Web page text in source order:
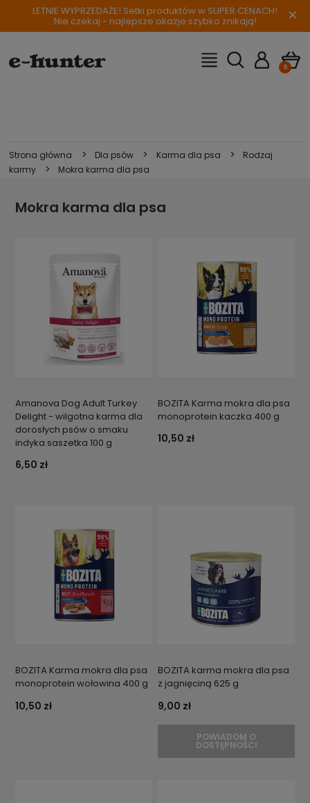
LETNIE WYPRZEDAŻE! Setki produktów w SUPER CENACH!
Nie czekaj - najlepsze okazje szybko znikają! ×
Strona główna > Dla psów > Karma dla psa >
Rodzaj
karmy
> Mokra karma dla psa
Mokra karma dla psa
Amanova Dog Adult Turkey
Delight - wilgotna karma dla
dorosłych psów o smaku
indyka saszetka 100 g
6,50 zł
BOZITA Karma mokra dla psa
monoprotein kaczka 400 g
10,50 zł
BOZITA Karma mokra dla psa
monoprotein wołowina 400 g
10,50 zł
BOZITA karma mokra dla psa
z jagnięciną 625 g
9,00 zł
POWIADOM O
DOSTĘPNOŚCI